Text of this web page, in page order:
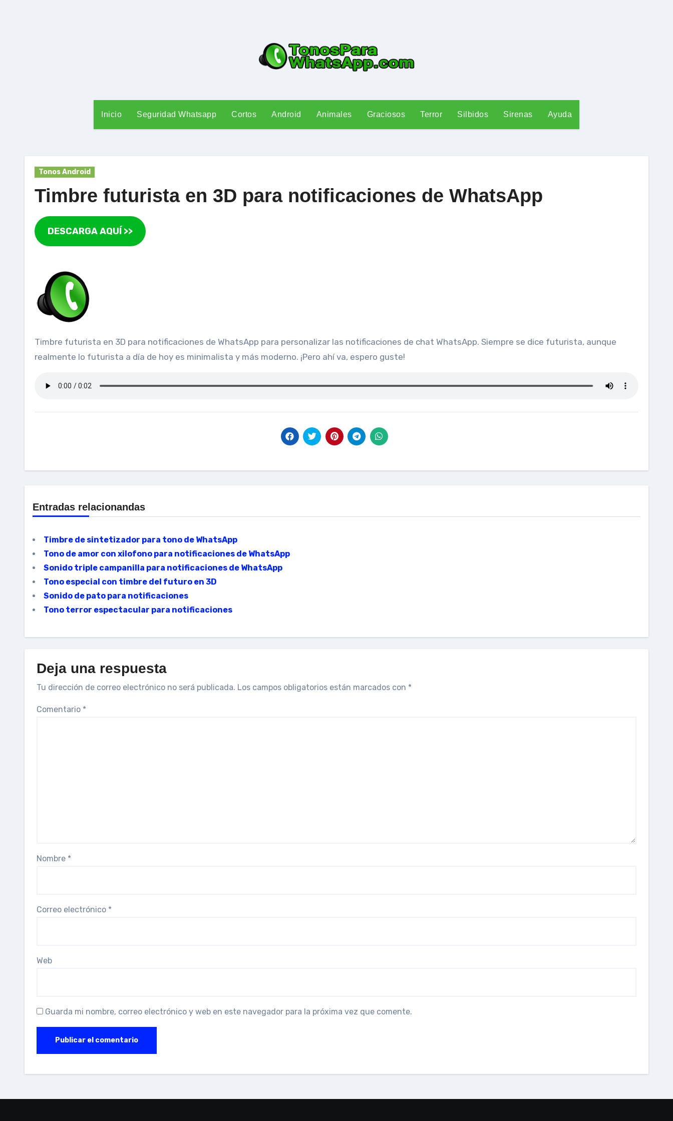
Inicio Seguridad Whatsapp Cortos Android Animales Graciosos Terror Silbidos Sirenas Ayuda
Tonos Android
Timbre futurista en 3D para notificaciones de WhatsApp
DESCARGA AQUÍ >>
Timbre futurista en 3D para notificaciones de WhatsApp para personalizar las notificaciones de chat WhatsApp. Siempre se dice futurista, aunque
realmente lo futurista a día de hoy es minimalista y más moderno. ¡Pero ahí va, espero guste!
Entradas relacionandas
Timbre de sintetizador para tono de WhatsApp
Tono de amor con xilofono para notificaciones de WhatsApp
Sonido triple campanilla para notificaciones de WhatsApp
Tono especial con timbre del futuro en 3D
Sonido de pato para notificaciones
Tono terror espectacular para notificaciones
Deja una respuesta
Tu dirección de correo electrónico no será publicada. Los campos obligatorios están marcados con *
Comentario *
Nombre *
Correo electrónico *
Web
Guarda mi nombre, correo electrónico y web en este navegador para la próxima vez que comente.